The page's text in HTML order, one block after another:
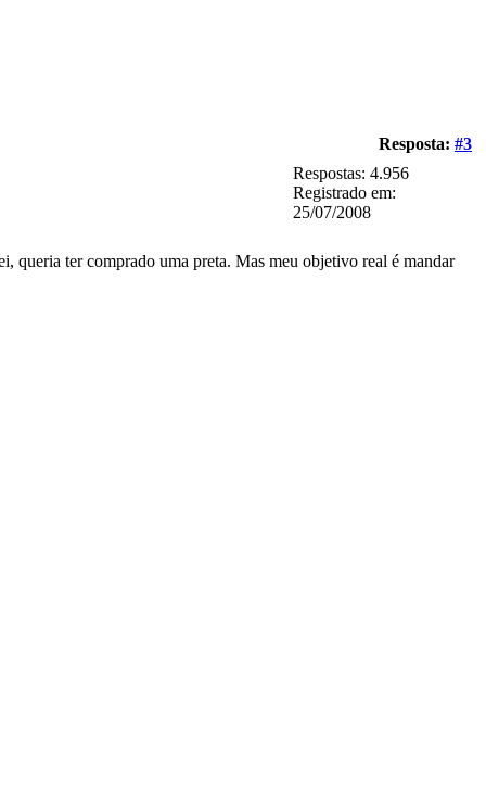
Resposta: #3
Respostas: 4.956
Registrado em:
25/07/2008
queria ter comprado uma preta. Mas meu objetivo real é mandar